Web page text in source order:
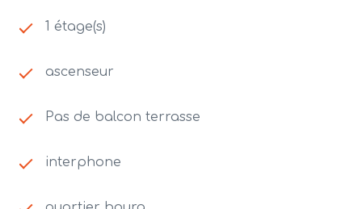
1 étage(s)
ascenseur
Pas de balcon terrasse
interphone